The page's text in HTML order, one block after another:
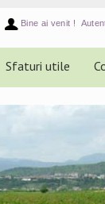
Bine ai venit !
Sfaturi utile